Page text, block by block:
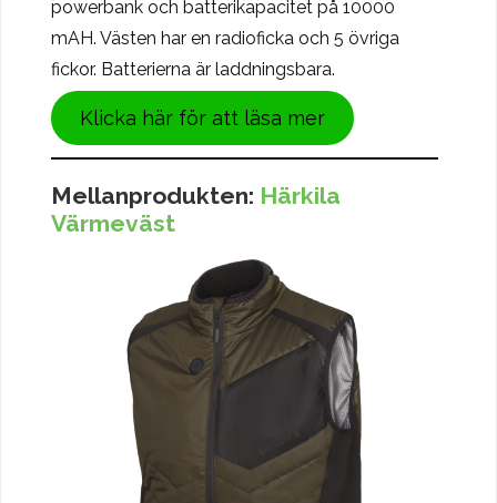
powerbank och batterikapacitet på 10000
mAH. Västen har en radioficka och 5 övriga
fickor. Batterierna är laddningsbara.
Klicka här för att läsa mer
Mellanprodukten: Härkila
Värmeväst